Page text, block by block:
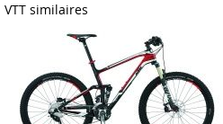
VTT similaires